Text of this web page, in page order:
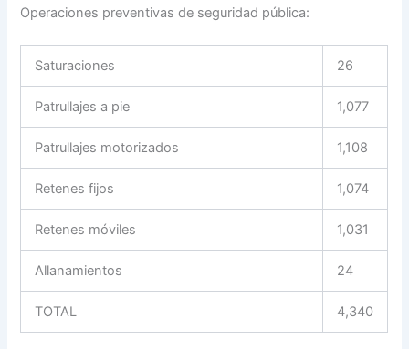
Operaciones preventivas de seguridad pública:
Saturaciones 26
Patrullajes a pie 1,077
Patrullajes motorizados 1,108
Retenes fijos 1,074
Retenes móviles 1,031
Allanamientos 24
TOTAL 4,340